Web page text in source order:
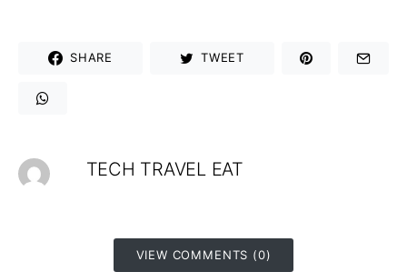
SHARE TWEET
TECH TRAVEL EAT
VIEW COMMENTS (0)